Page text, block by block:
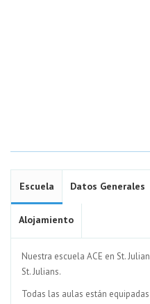
Escuela Datos Generales
Alojamiento
Nuestra escuela ACE en St.
St. Julians.
Todas las aulas están